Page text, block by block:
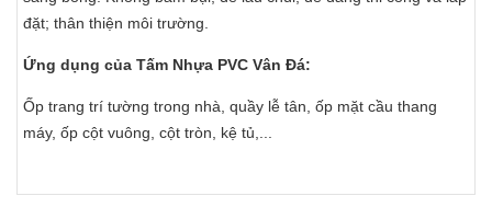
đặt; thân thiện môi trường.
Ứng dụng của Tấm Nhựa PVC Vân Đá:
Ốp trang trí tường trong nhà, quầy lễ tân, ốp mặt cầu thang
máy, ốp cột vuông, cột tròn, kệ tủ,...